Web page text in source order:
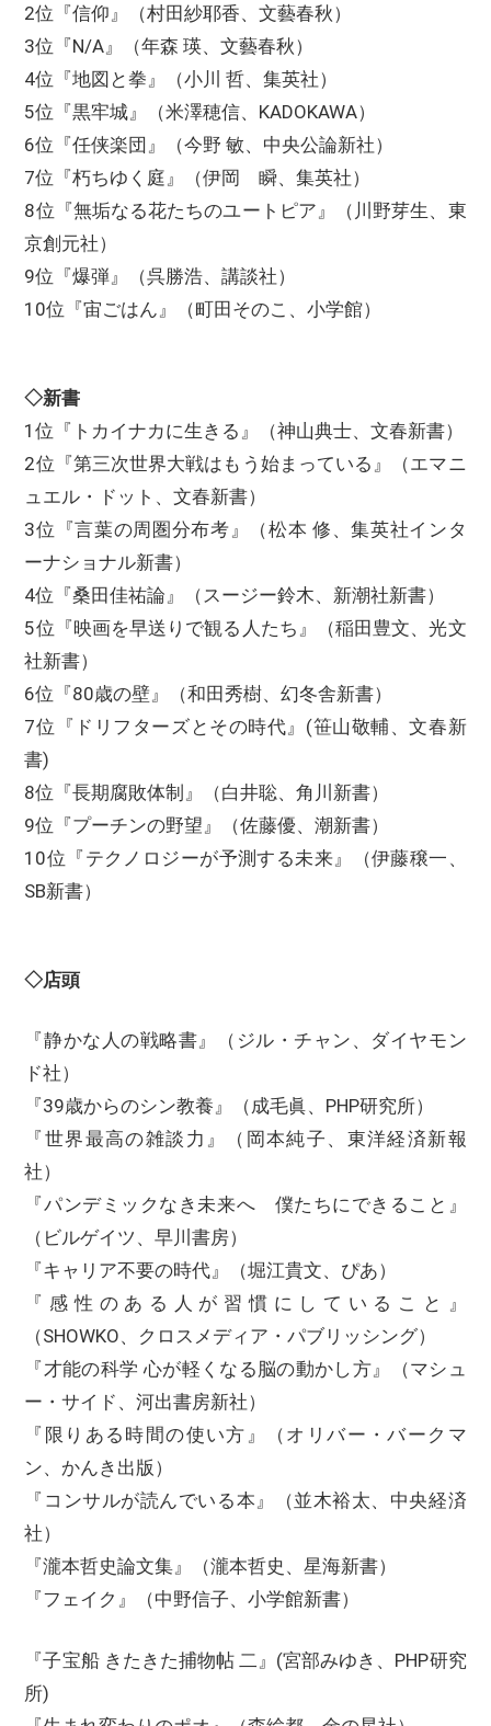
2位『信仰』（村田紗耶香、文藝春秋）
3位『N/A』（年森 瑛、文藝春秋）
4位『地図と拳』（小川 哲、集英社）
5位『黒牢城』（米澤穂信、KADOKAWA）
6位『任侠楽団』（今野 敏、中央公論新社）
7位『朽ちゆく庭』（伊岡 瞬、集英社）
8位『無垢なる花たちのユートピア』（川野芽生、東
京創元社）
9位『爆弾』（呉勝浩、講談社）
10位『宙ごはん』（町田そのこ、小学館）
◇新書
1位『トカイナカに生きる』（神山典士、文春新書）
2位『第三次世界大戦はもう始まっている』（エマニ
ュエル・ドット、文春新書）
3位『言葉の周圏分布考』（松本 修、集英社インタ
ーナショナル新書）
4位『桑田佳祐論』（スージー鈴木、新潮社新書）
5位『映画を早送りで観る人たち』（稲田豊文、光文
社新書）
6位『80歳の壁』（和田秀樹、幻冬舎新書）
7位『ドリフターズとその時代』(笹山敬輔、文春新
書)
8位『長期腐敗体制』（白井聡、角川新書）
9位『プーチンの野望』（佐藤優、潮新書）
10位『テクノロジーが予測する未来』（伊藤穣一、
SB新書）
◇店頭
『静かな人の戦略書』（ジル・チャン、ダイヤモン
ド社）
『39歳からのシン教養』（成毛眞、PHP研究所）
『世界最高の雑談力』（岡本純子、東洋経済新報
社）
『パンデミックなき未来へ 僕たちにできること』
（ビルゲイツ、早川書房）
『キャリア不要の時代』（堀江貴文、ぴあ）
『感性のある人が習慣にしていること』
（SHOWKO、クロスメディア・パブリッシング）
『才能の科学 心が軽くなる脳の動かし方』（マシュ
ー・サイド、河出書房新社）
『限りある時間の使い方』（オリバー・バークマ
ン、かんき出版）
『コンサルが読んでいる本』（並木裕太、中央経済
社）
『瀧本哲史論文集』（瀧本哲史、星海新書）
『フェイク』（中野信子、小学館新書）
『子宝船 きたきた捕物帖 二』(宮部みゆき、PHP研究
所)